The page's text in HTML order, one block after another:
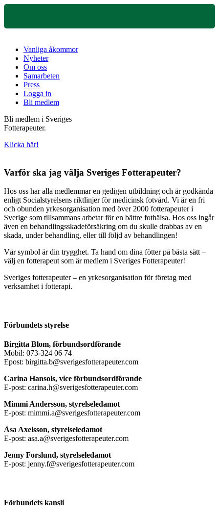
Vanliga åkommor
Nyheter
Om oss
Samarbeten
Press
Logga in
Bli medlem
Bli medlem i Sveriges
Fotterapeuter.
Klicka här!
Varför ska jag välja Sveriges Fotterapeuter?
Hos oss har alla medlemmar en gedigen utbildning och är godkända
enligt Socialstyrelsens riktlinjer för medicinsk fotvård. Vi är en fri
och obunden yrkesorganisation med över 2000 fotterapeuter i
Sverige som tillsammans arbetar för en bättre fothälsa. Hos oss ingår
även en behandlingsskadeförsäkring om du skulle drabbas av en
skada, under behandling, eller till följd av behandlingen!
Vår symbol är din trygghet. Ta hand om dina fötter på bästa sätt –
välj en fotterapeut som är medlem i Sveriges Fotterapeuter!
Sveriges fotterapeuter – en yrkesorganisation för företag med
verksamhet i fotterapi.
Förbundets styrelse
Birgitta Blom, förbundsordförande
Mobil: 073-324 06 74
Epost: birgitta.b@sverigesfotterapeuter.com
Carina Hansols, vice förbundsordförande
E-post: carina.h@sverigesfotterapeuter.com
Mimmi Andersson, styrelseledamot
E-post: mimmi.a@sverigesfotterapeuter.com
Åsa Axelsson, styrelseledamot
E-post: asa.a@sverigesfotterapeuter.com
Jenny Forslund, styrelseledamot
E-post: jenny.f@sverigesfotterapeuter.com
Förbundets kansli